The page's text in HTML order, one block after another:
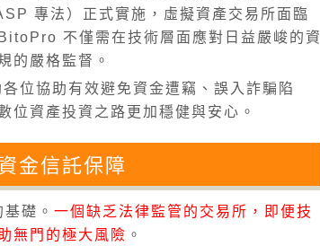
專法）正式實施，虛擬資產交易所面臨
不僅需在技術層面應對日益嚴峻的資
的嚴格監督。
位協助有效避免資金遭竊、誤入詐騙陷
位資產投資之路更加穩健與安心。
金信託保障
礎。 一個缺乏法律監管的交易所，即便技
無門的極大風險 。